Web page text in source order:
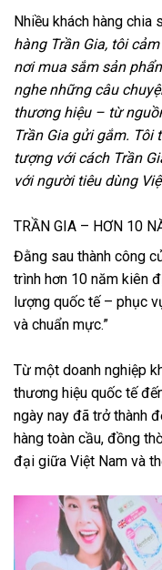
Nhiều khách hàng chia
hàng Trần Gia, tôi
nơi mua sắm sản
nghe những câu
thương hiệu – từ
Trần Gia gửi gắm.
tượng với cách Trần
với người tiêu dùng
TRẦN GIA – HƠN 10
Đằng sau thành công
trình hơn 10 năm kiên
lượng quốc tế – phục
và chuẩn mực.”
Từ một doanh nghiệp
thương hiệu quốc tế
ngày nay đã trở thành
hàng toàn cầu, đồng
đại giữa Việt Nam và